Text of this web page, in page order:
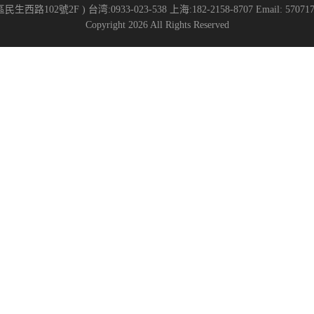
生西路102號2F ) 台湾:0933-023-538 上海:182-2158-8707 Email:
Copyright 2026 All Rights Reserved